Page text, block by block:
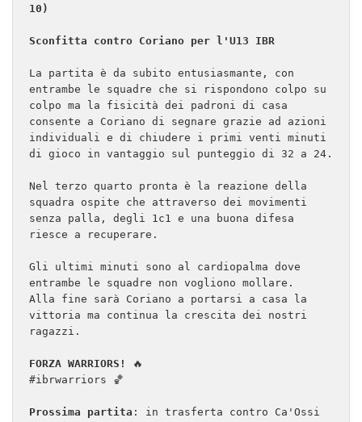
10)
Sconfitta contro Coriano per l'U13 IBR
La partita è da subito entusiasmante, con
entrambe le squadre che si rispondono colpo su
colpo ma la fisicità dei padroni di casa
consente a Coriano di segnare grazie ad azioni
individuali e di chiudere i primi venti minuti
di gioco in vantaggio sul punteggio di 32 a 24.
Nel terzo quarto pronta è la reazione della
squadra ospite che attraverso dei movimenti
senza palla, degli 1c1 e una buona difesa
riesce a recuperare.
Gli ultimi minuti sono al cardiopalma dove
entrambe le squadre non vogliono mollare.
Alla fine sarà Coriano a portarsi a casa la
vittoria ma continua la crescita dei nostri
ragazzi.
FORZA WARRIORS!
🔥
#ibrwarriors 🏀
Prossima partita : in trasferta contro Ca'Ossi